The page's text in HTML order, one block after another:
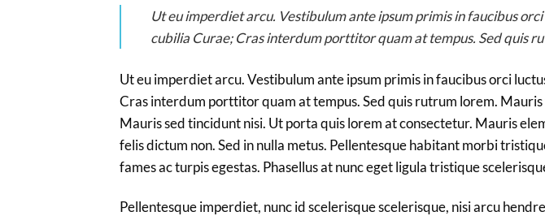
Ut eu imperdiet arcu. Vestibulum ante ipsum primis in faucibus
cubilia Curae; Cras interdum porttitor quam at tempus. Sed quis
Ut eu imperdiet arcu. Vestibulum ante ipsum primis in faucibus orci
Cras interdum porttitor quam at tempus. Sed quis rutrum lorem.
Mauris sed tincidunt nisi. Ut porta quis lorem at consectetur. Mauris
felis dictum non. Sed in nulla metus. Pellentesque habitant morbi
fames ac turpis egestas. Phasellus at nunc eget ligula tristique
Pellentesque imperdiet, nunc id scelerisque scelerisque, nisi arcu